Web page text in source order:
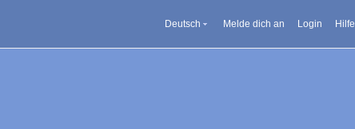
Deutsch Melde dich an Login Hilfe